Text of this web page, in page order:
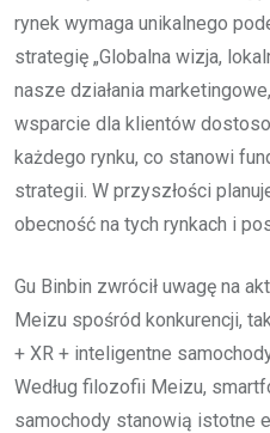
rynek wymaga unikalnego
strategię „Globalna wizja,
nasze działania
wsparcie dla klientów
każdego rynku, co stanowi
strategii. W przyszłości
obecność na tych rynkach i
Gu Binbin zwrócił uwagę na
Meizu spośród konkurencji,
+ XR + inteligentne
Według filozofii Meizu,
samochody stanowią istotne